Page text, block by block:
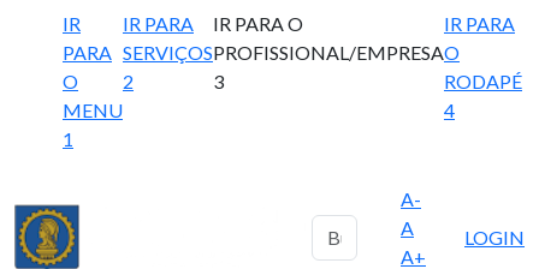
IR
PARA
O
MENU
1
IR PARA
SERVIÇOS
2
IR PARA O
PROFISSIONAL/EMPRESA
3
IR PARA
O
RODAPÉ
4
A-
A
A+
LOGIN